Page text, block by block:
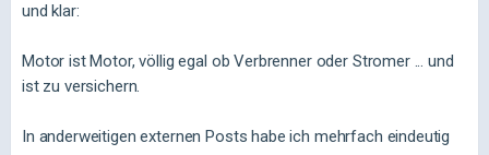
und klar:
Motor ist Motor, völlig egal ob Verbrenner oder Stromer ... und
ist zu versichern.
In anderweitigen externen Posts habe ich mehrfach eindeutig